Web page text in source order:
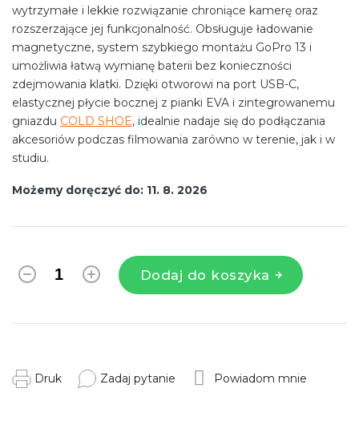
Możemy doręczyć do: 11. 8. 2026
Dodaj do koszyka
wytrzymałe i lekkie rozwiązanie chroniące kamerę oraz
rozszerzające jej funkcjonalność. Obsługuje ładowanie
magnetyczne, system szybkiego montażu GoPro 13 i
umożliwia łatwą wymianę baterii bez konieczności
zdejmowania klatki. Dzięki otworowi na port USB-C,
elastycznej płycie bocznej z pianki EVA i zintegrowanemu
gniazdu COLD SHOE, idealnie nadaje się do podłączania
akcesoriów podczas filmowania zarówno w terenie, jak i w
studiu.
Druk Zadaj pytanie Powiadom mnie